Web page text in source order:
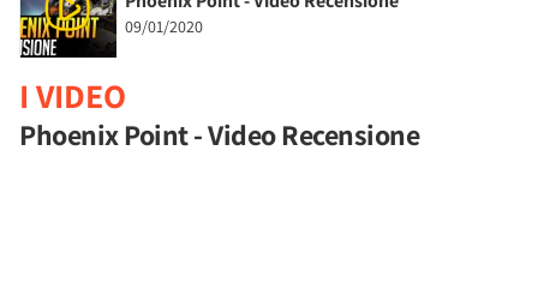
09/01/2020
I VIDEO
Phoenix Point - Video Recensione